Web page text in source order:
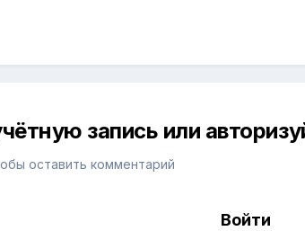
запись или
оставить комментарий
Войти